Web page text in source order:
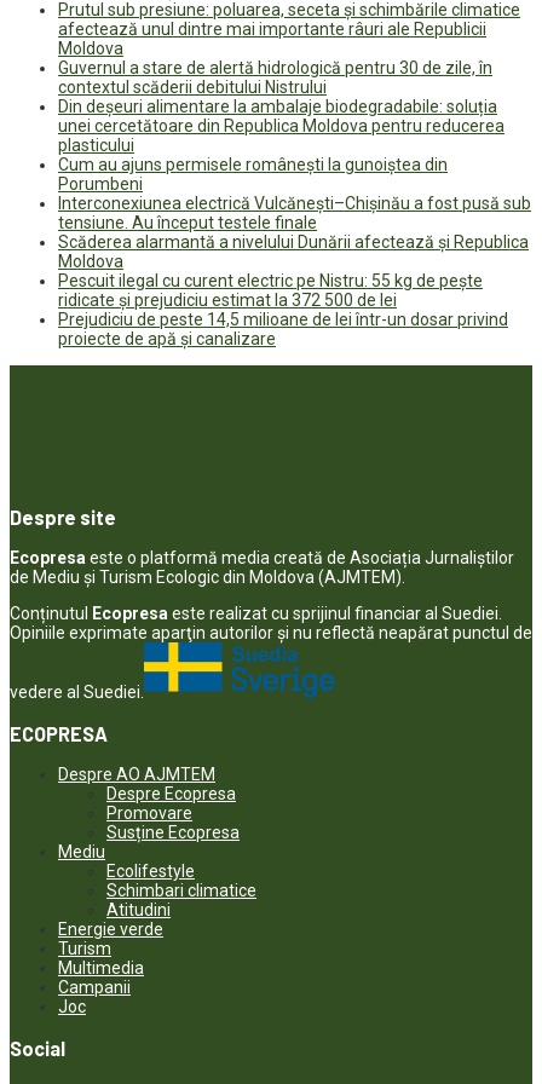
Prutul sub presiune: poluarea, seceta și schimbările climatice
afectează unul dintre mai importante râuri ale Republicii
Moldova
Guvernul a stare de alertă hidrologică pentru 30 de zile, în
contextul scăderii debitului Nistrului
Din deșeuri alimentare la ambalaje biodegradabile: soluția
unei cercetătoare din Republica Moldova pentru reducerea
plasticului
Cum au ajuns permisele românești la gunoiștea din
Porumbeni
Interconexiunea electrică Vulcănești–Chișinău a fost pusă sub
tensiune. Au început testele finale
Scăderea alarmantă a nivelului Dunării afectează și Republica
Moldova
Pescuit ilegal cu curent electric pe Nistru: 55 kg de pește
ridicate și prejudiciu estimat la 372 500 de lei
Prejudiciu de peste 14,5 milioane de lei într-un dosar privind
proiecte de apă și canalizare
Despre site
Ecopresaeste o platformă media creată de Asociația Jurnaliștilor
de Mediu și Turism Ecologic din Moldova (AJMTEM).
Conținutul
Ecopresaeste realizat cu sprijinul financiar al Suediei.
Opiniile exprimate aparţin autorilor şi nu reflectă neapărat punctul de
vedere al Suediei.
ECOPRESA
Despre AO AJMTEM
Despre Ecopresa
Promovare
Susține Ecopresa
Mediu
Ecolifestyle
Schimbari climatice
Atitudini
Energie verde
Turism
Multimedia
Campanii
Joc
Social